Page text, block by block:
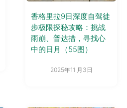
香格里拉9日深度自驾徒
步极限探秘攻略：挑战
雨崩、普达措，寻找心
中的日月（55图）
2025年11 月3日